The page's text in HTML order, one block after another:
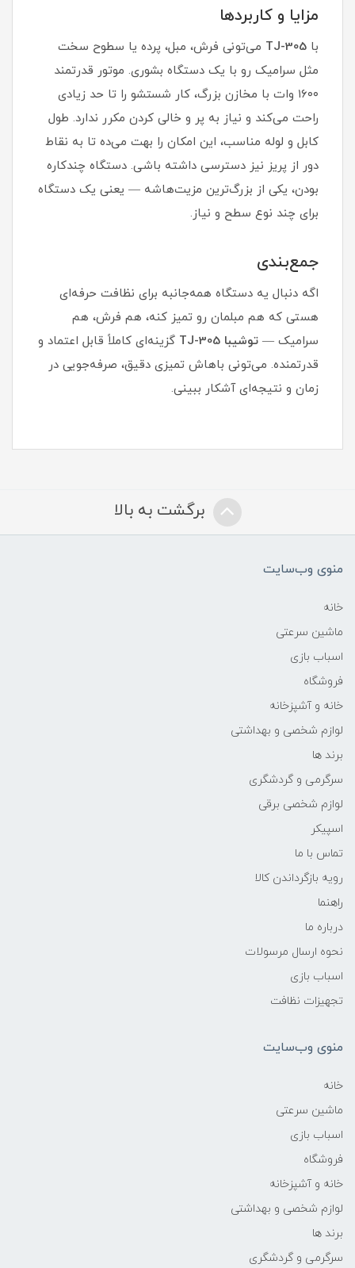
مزایا و کاربردها
با TJ-305 می‌تونی فرش، مبل، پرده یا سطوح سخت
مثل سرامیک رو با یک دستگاه بشوری. موتور قدرتمند
۱۶۰۰ وات با مخازن بزرگ، کار شستشو را تا حد زیادی
راحت می‌کند و نیاز به پر و خالی کردن مکرر ندارد. طول
کابل و لوله مناسب، این امکان را بهت می‌ده تا به نقاط
دور از پریز نیز دسترسی داشته باشی. دستگاه چندکاره
بودن، یکی از بزرگ‌ترین مزیت‌هاشه — یعنی یک دستگاه
برای چند نوع سطح و نیاز.
جمع‌بندی
اگه دنبال یه دستگاه همه‌جانبه برای نظافت حرفه‌ای
هستی که هم مبلمان رو تمیز کنه، هم فرش، هم
سرامیک — توشیبا TJ-305
گزینه‌ای کاملاً قابل اعتماد و
قدرتمنده. می‌تونی باهاش تمیزی دقیق، صرفه‌جویی در
زمان و نتیجه‌ای آشکار ببینی.
برگشت به بالا
منوی وب‌سایت
خانه
ماشین سرعتی
اسباب بازی
فروشگاه
خانه و آشپزخانه
لوازم شخصی و بهداشتی
برند ها
سرگرمی و گردشگری
لوازم شخصی برقی
اسپیکر
تماس با ما
رویه بازگرداندن کالا
راهنما
درباره ما
نحوه ارسال مرسولات
اسباب بازی
تجهیزات نظافت
منوی وب‌سایت
خانه
ماشین سرعتی
اسباب بازی
فروشگاه
خانه و آشپزخانه
لوازم شخصی و بهداشتی
برند ها
سرگرمی و گردشگری